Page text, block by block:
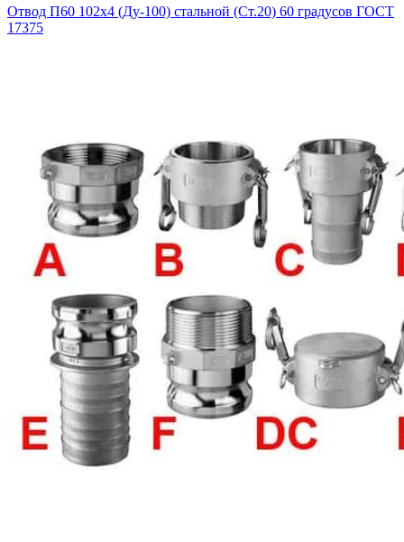
Отвод П60 102х4 (Ду-100) стальной (Ст.20) 60 градусов ГОСТ
17375